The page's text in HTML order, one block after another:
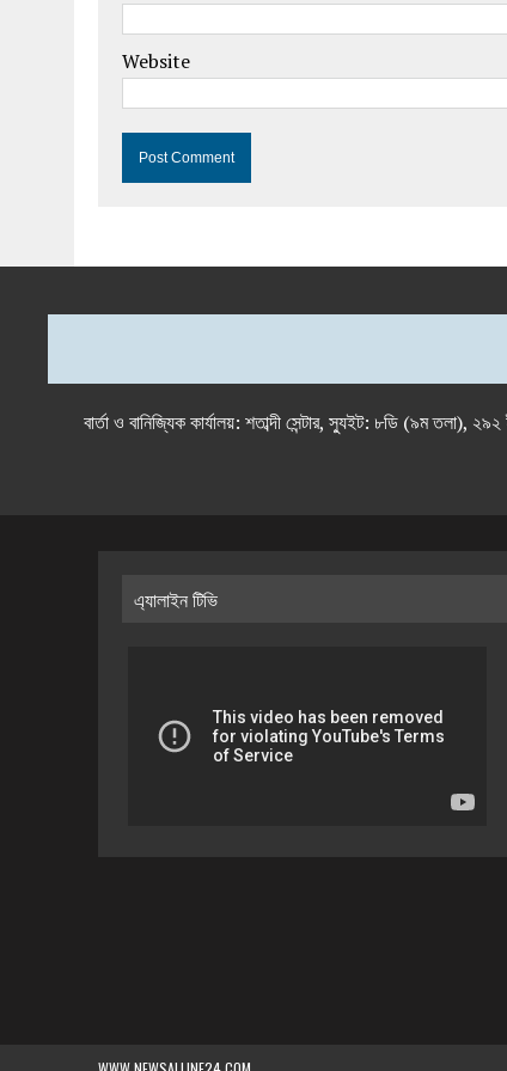
Website
বার্তা ও বানিজ্যিক কার্যালয়: শতাব্দী সেন্টার, স্যুইট: ৮ডি
এ্যালাইন টিভি